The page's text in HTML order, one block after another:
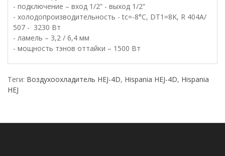
- подключение – вход 1/2ʺ - выход 1/2ʺ
- холодопроизводительность - tc=-8°C, DT1=8K, R 404A/
507 - 3230 Вт
- ламель – 3,2 / 6,4 мм
- мощность тэнов оттайки – 1500 Вт
Теги: Воздухоохладитель HEJ-4D, Hispania HEJ-4D, Hispania
HEJ